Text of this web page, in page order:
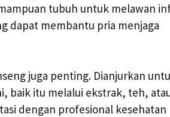
tubuh untuk melawan
dapat membantu pria menjaga
juga penting. Dianjurkan
baik itu melalui ekstrak, teh,
dengan profesional kesehatan